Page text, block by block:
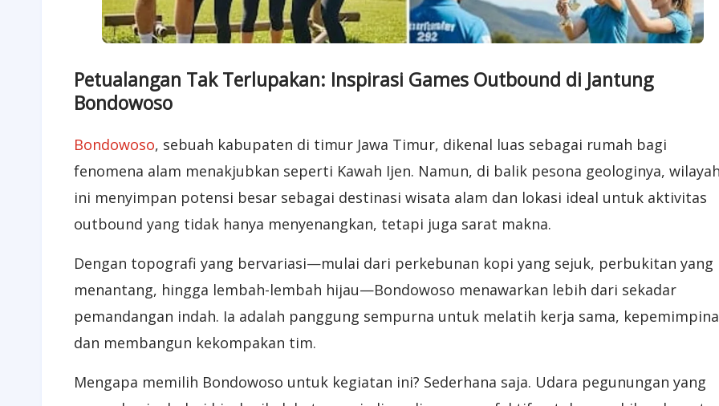
Petualangan Tak Terlupakan: Inspirasi Games Outbound di Jantung
Bondowoso
Bondowoso, sebuah kabupaten di timur Jawa Timur, dikenal luas sebagai rumah bagi
fenomena alam menakjubkan seperti Kawah Ijen. Namun, di balik pesona geologinya,
ini menyimpan potensi besar sebagai destinasi wisata alam dan lokasi ideal untuk aktivitas
outbound yang tidak hanya menyenangkan, tetapi juga sarat makna.
Dengan topografi yang bervariasi—mulai dari perkebunan kopi yang sejuk, perbukitan yang
menantang, hingga lembah-lembah hijau—Bondowoso menawarkan lebih dari sekadar
pemandangan indah. Ia adalah panggung sempurna untuk melatih kerja sama,
dan membangun kekompakan tim.
Mengapa memilih Bondowoso untuk kegiatan ini? Sederhana saja. Udara pegunungan yang